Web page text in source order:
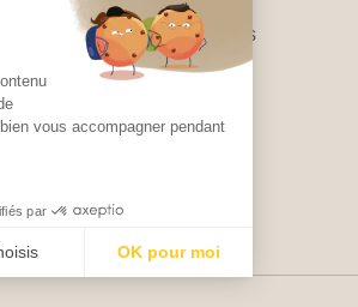
Shipping and returns
Track my order
vous accompagner pendant
par
OK pour moi